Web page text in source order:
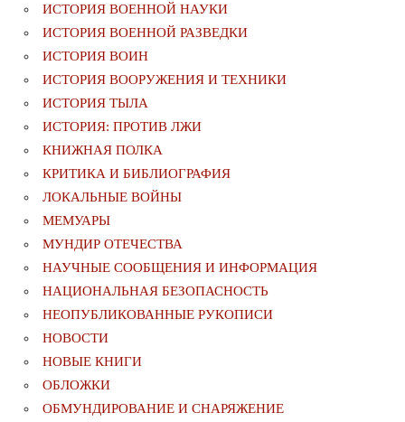
ИСТОРИЯ ВОЕННОЙ НАУКИ
ИСТОРИЯ ВОЕННОЙ РАЗВЕДКИ
ИСТОРИЯ ВОИН
ИСТОРИЯ ВООРУЖЕНИЯ И ТЕХНИКИ
ИСТОРИЯ ТЫЛА
ИСТОРИЯ: ПРОТИВ ЛЖИ
КНИЖНАЯ ПОЛКА
КРИТИКА И БИБЛИОГРАФИЯ
ЛОКАЛЬНЫЕ ВОЙНЫ
МЕМУАРЫ
МУНДИР ОТЕЧЕСТВА
НАУЧНЫЕ СООБЩЕНИЯ И ИНФОРМАЦИЯ
НАЦИОНАЛЬНАЯ БЕЗОПАСНОСТЬ
НЕОПУБЛИКОВАННЫЕ РУКОПИСИ
НОВОСТИ
НОВЫЕ КНИГИ
ОБЛОЖКИ
ОБМУНДИРОВАНИЕ И СНАРЯЖЕНИЕ